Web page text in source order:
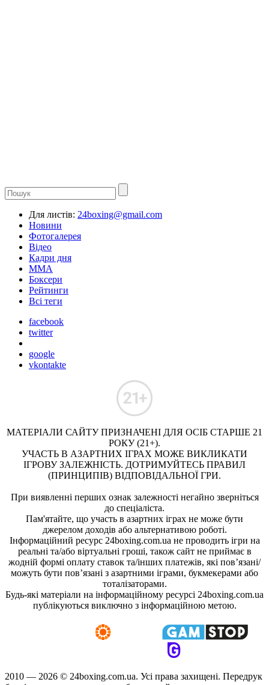
Для листів: 24boxing@gmail.com
Новини
Фотогалерея
Відео
Кадри дня
ММА
Боксери
Рейтинги
Всі теги
facebook
twitter
google
vkontakte
МАТЕРІАЛИ САЙТУ ПРИЗНАЧЕНІ ДЛЯ ОСІБ СТАРШЕ 21
РОКУ (21+).
УЧАСТЬ В АЗАРТНИХ ІГРАХ МОЖЕ ВИКЛИКАТИ
ІГРОВУ ЗАЛЕЖНІСТЬ. ДОТРИМУЙТЕСЬ ПРАВИЛ
(ПРИНЦИПІВ) ВІДПОВІДАЛЬНОЇ ГРИ.
При виявленні перших ознак залежності негайно зверніться
до спеціаліста.
Пам'ятайте, що участь в азартних іграх не може бути
джерелом доходів або альтернативою роботі.
Інформаційний ресурс 24boxing.com.ua не проводить ігри на
реальні та/або віртуальні гроші, також сайт не приймає в
жодній формі оплату ставок та/інших платежів, які пов’язані/
можуть бути пов’язані з азартними іграми, букмекерами або
тоталізаторами.
Будь-які матеріали на інформаційному ресурсі 24boxing.com.ua
публікуються виключно з інформаційною метою.
2010 — 2026 © 24boxing.com.ua. Усi права захищенi. Передрук